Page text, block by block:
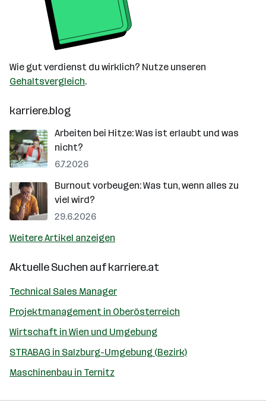
Wie gut verdienst du wirklich? Nutze unseren
Gehaltsvergleich.
karriere.blog
Arbeiten bei Hitze: Was ist erlaubt und was
nicht?
6.7.2026
Burnout vorbeugen: Was tun, wenn alles zu
viel wird?
29.6.2026
Weitere Artikel anzeigen
Aktuelle Suchen aufkarriere.at
Technical Sales Manager
Projektmanagement in Oberösterreich
Wirtschaft in Wien und Umgebung
STRABAG in Salzburg-Umgebung (Bezirk)
Maschinenbau in Ternitz